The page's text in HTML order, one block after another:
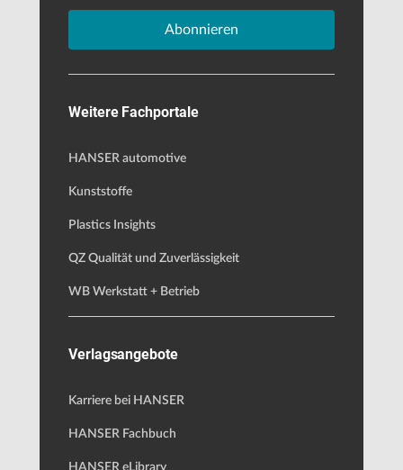
Abonnieren
Weitere Fachportale
HANSER automotive
Kunststoffe
Plastics Insights
QZ Qualität und Zuverlässigkeit
WB Werkstatt + Betrieb
Verlagsangebote
Karriere bei HANSER
HANSER Fachbuch